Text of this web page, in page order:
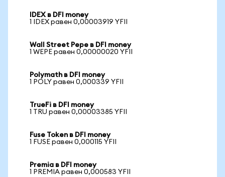
IDEX в DFI money
1 IDEX равен 0,00003919 YFII
Wall Street Pepe в DFI money
1 WEPE равен 0,00000020 YFII
Polymath в DFI money
1 POLY равен 0,000339 YFII
TrueFi в DFI money
1 TRU равен 0,00003385 YFII
Fuse Token в DFI money
1 FUSE равен 0,000115 YFII
Premia в DFI money
1 PREMIA равен 0,000583 YFII